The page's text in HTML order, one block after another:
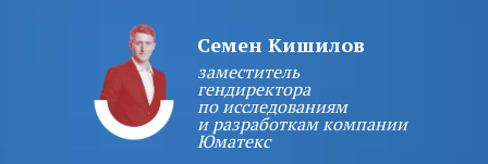
Семен Кишилов
заместитель
гендиректора
по исследованиям
и разработкам компании
Юматекс